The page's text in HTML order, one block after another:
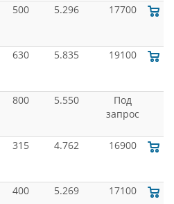
500 5.296 17700
630 5.835 19100
800 5.550
Под
запрос
315 4.762 16900
400 5.269 17100